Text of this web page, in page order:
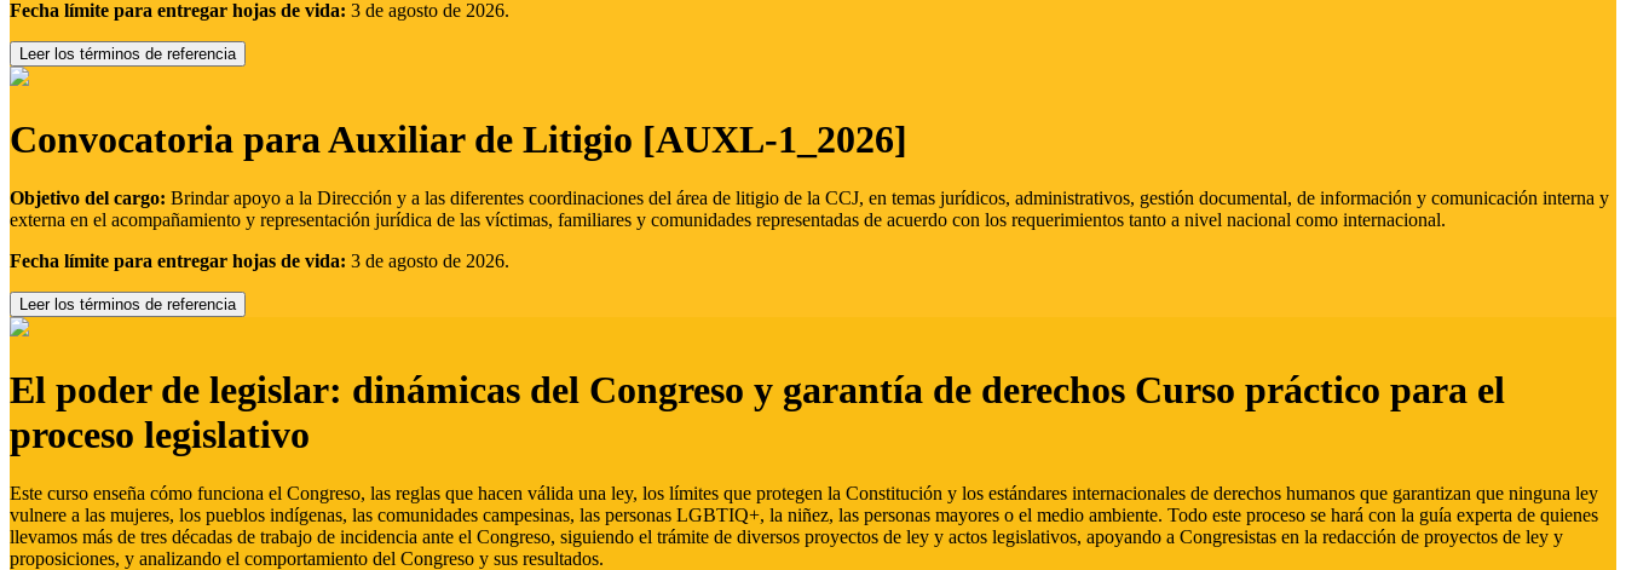
Fecha límite para entregar hojas de vida: 3 de agosto de 2026.
Leer los términos de referencia
Convocatoria para Auxiliar de Litigio [AUXL-1_2026]
Objetivo del cargo: Brindar apoyo a la Dirección y a las diferentes coordinaciones del área de litigio de la CCJ, en temas jurídicos, administrativos, gestión documental, de información y comunicación interna y
externa en el acompañamiento y representación jurídica de las víctimas, familiares y comunidades representadas de acuerdo con los requerimientos tanto a nivel nacional como internacional.
Fecha límite para entregar hojas de vida: 3 de agosto de 2026.
Leer los términos de referencia
El poder de legislar: dinámicas del Congreso y garantía de derechos Curso práctico para el
proceso legislativo
Este curso enseña cómo funciona el Congreso, las reglas que hacen válida una ley, los límites que protegen la Constitución y los estándares internacionales de derechos humanos que garantizan que ninguna ley
vulnere a las mujeres, los pueblos indígenas, las comunidades campesinas, las personas LGBTIQ+, la niñez, las personas mayores o el medio ambiente. Todo este proceso se hará con la guía experta de quienes
llevamos más de tres décadas de trabajo de incidencia ante el Congreso, siguiendo el trámite de diversos proyectos de ley y actos legislativos, apoyando a Congresistas en la redacción de proyectos de ley y
proposiciones, y analizando el comportamiento del Congreso y sus resultados.